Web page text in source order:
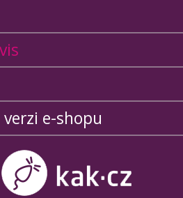
e-shopu